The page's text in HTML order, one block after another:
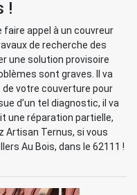
!
appel à un couvreur
de recherche des
une solution provisoire
sont graves. Il va
votre couverture pour
d’un tel diagnostic, il va
une réparation partielle,
Artisan Ternus, si vous
Au Bois, dans le 62111 !